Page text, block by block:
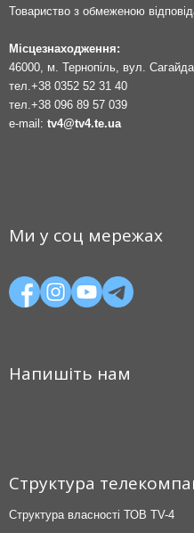
Товариство з обмеженою
Місцезнаходження:
46000, м. Тернопіль, вул.
тел. +38 0352 52 31 40
тел. +38 096 89 57 039
e-mail: tv4@tv4.te.ua
Ми у соц мережах
Напишіть нам
Структура
Структура власності ТОВ TV-4